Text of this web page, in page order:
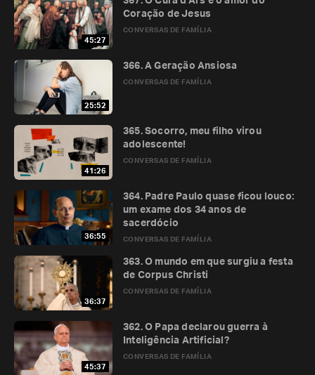
45:27
CONVERSAS DE FAMÍLIA
Coração de Jesus
25:52
CONVERSAS DE FAMÍLIA
366. A Geração Ansiosa
41:26
CONVERSAS DE FAMÍLIA
365. Socorro, meu filho virou
adolescente!
36:55 CONVERSAS DE FAMÍLIA
364. Padre Paulo quase ficou louco:
um exame dos 34 anos de
sacerdócio
36:37
CONVERSAS DE FAMÍLIA
363. O mundo em que surgiu a festa
de Corpus Christi
45:37
CONVERSAS DE FAMÍLIA
362. O Papa declarou guerra à
Inteligência Artificial?